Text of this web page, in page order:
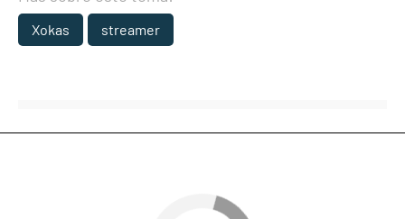
Xokas streamer